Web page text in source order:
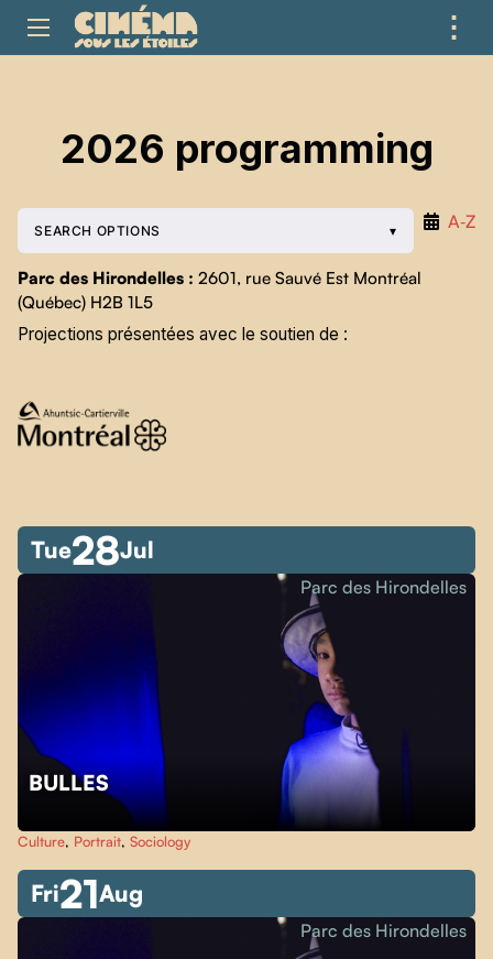
⋮
2026 programming
A‑Z
SEARCH OPTIONS
Parc des Hirondelles : 2601, rue Sauvé Est Montréal
(Québec) H2B 1L5
Projections présentées avec le soutien de :
Tue28Jul
BULLES
Parc des Hirondelles
Culture, Portrait, Sociology
Fri21Aug
Parc des Hirondelles